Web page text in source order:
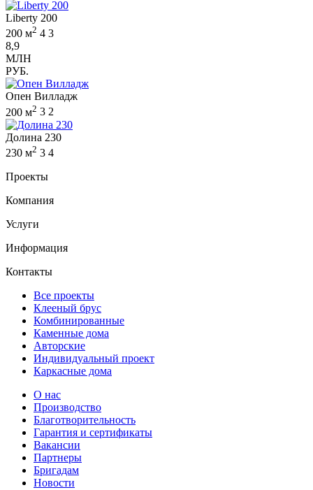
Liberty 200
200 м2 4 3
8,9
МЛН
РУБ.
Опен Вилладж
200 м2 3 2
Долина 230
230 м2 3 4
Проекты
Компания
Услуги
Информация
Контакты
Все проекты
Клееный брус
Комбинированные
Каменные дома
Авторские
Индивидуальный проект
Каркасные дома
О нас
Производство
Благотворительность
Гарантия и сертификаты
Вакансии
Партнеры
Бригадам
Новости